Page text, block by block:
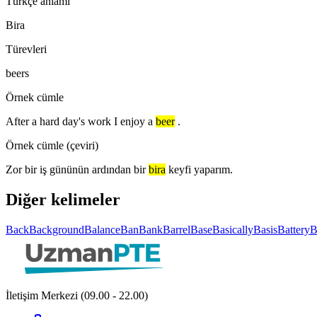
Bira
Türevleri
beers
Örnek cümle
After a hard day's work I enjoy a beer .
Örnek cümle (çeviri)
Zor bir iş gününün ardından bir bira keyfi yaparım.
Diğer kelimeler
BackBackgroundBalanceBanBankBarrelBaseBasicallyBasisBattery
İletişim Merkezi (09.00 - 22.00)